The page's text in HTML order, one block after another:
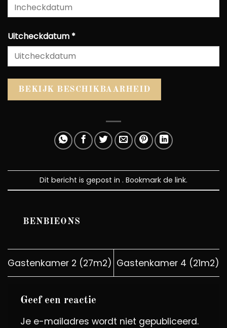
Uitcheckdatum *
Dit bericht is gepost in . Bookmark de link.
BENBIEONS
Gastenkamer 2 (27m2) Gastenkamer 4 (21m2)
Geef een reactie
Je e-mailadres wordt niet gepubliceerd.